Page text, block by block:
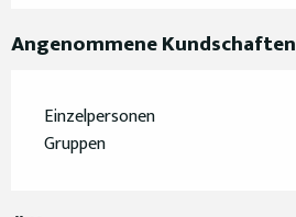
Angenommene Kundschaften
Einzelpersonen
Gruppen